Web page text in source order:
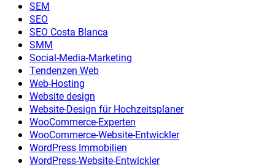
SEM
SEO
SEO Costa Blanca
SMM
Social-Media-Marketing
Tendenzen Web
Web-Hosting
Website design
Website-Design für Hochzeitsplaner
WooCommerce-Experten
WooCommerce-Website-Entwickler
WordPress Immobilien
WordPress-Website-Entwickler